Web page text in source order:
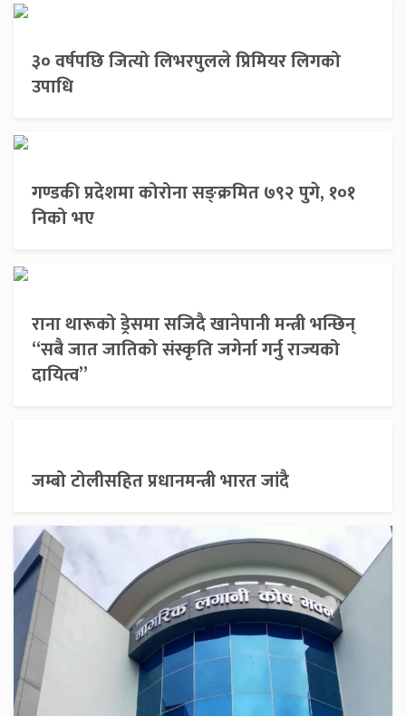
३० वर्षपछि जित्यो लिभरपुलले प्रिमियर लिगको
उपाधि
गण्डकी प्रदेशमा कोरोना सङ्क्रमित ७९२ पुगे, १०१
निको भए
राना थारूको ड्रेसमा सजिदै खानेपानी मन्त्री भन्छिन्
“सबै जात जातिको संस्कृति जगेर्ना गर्नु राज्यको
दायित्व”
जम्बो टोलीसहित प्रधानमन्त्री भारत जांदै